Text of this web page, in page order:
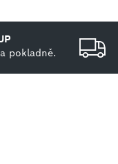
pokladně.